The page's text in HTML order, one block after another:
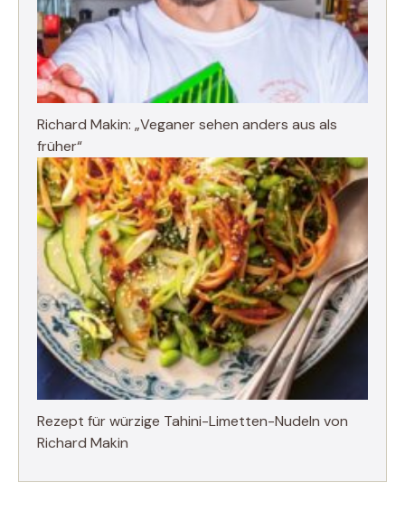
Richard Makin: „Veganer sehen anders aus als
früher“
Rezept für würzige Tahini-Limetten-Nudeln von
Richard Makin